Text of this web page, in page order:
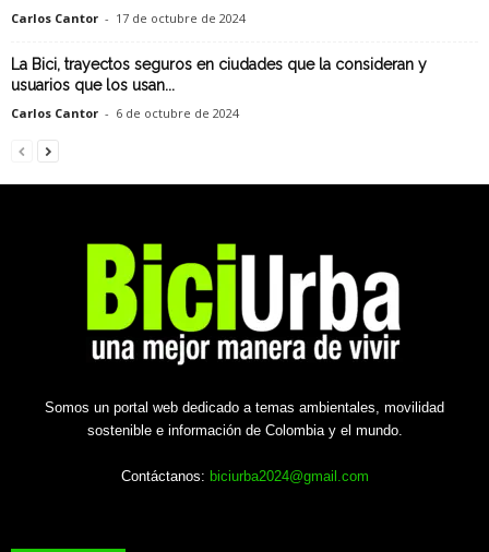
Carlos Cantor - 17 de octubre de 2024
La Bici, trayectos seguros en ciudades que la consideran y
usuarios que los usan...
Carlos Cantor - 6 de octubre de 2024
Somos un portal web dedicado a temas ambientales, movilidad
sostenible e información de Colombia y el mundo.
Contáctanos: biciurba2024@gmail.com